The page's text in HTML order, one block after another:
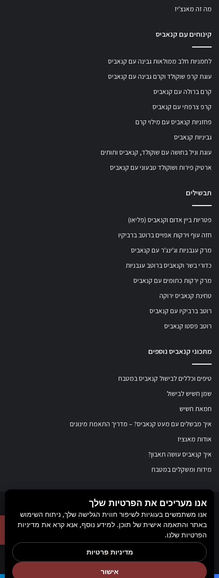
מה זה מאנצ'יז
קינוחים עם קנאביס
לחמניות חלב ממולאות גבינה עם קנאביס
עוגת קרפ שוקולד וקרם גבינה עם קנאביס
קרם ברולה עם קנאביס
קרפ צרפתי עם קנאביס
פחזניות קנאביס עם מילוי קרם
גביניות קנאביס
עוגת וניל בחושה עם שוקולד, קנאביס ותותים
ארטיק פירות ושוקולד טבעוני עם קנאביס
תבשילים
פטריות ביין אדום וקנאביס (פליאו)
חזה עוף וירקות אפויים ברוטב ברביקיו
מרק עגבניות וג'ינג'ר עם קנאביס
כדורי בשר וקנאביס ברוטב עגבניות
מרק ירקות כתומים עם קנאביס
טחינת קנאביס ירוקה
רוטב ברביקיו עם קנאביס
רוטב פסטו קנאביס
מתכוני קנאביס נוספים
טיפים וכללים לבישול קנאביס במטבח
שמן חשיש לבישול
חמאת חשיש
איך מבשלים עם מעט קנאביס? – מדריך התאמת מינונים
אודות מאנציז
איך קנאביס עושה תאבון?
מידות ומשקלים במטבח
© כל הזכויות שמורות ל
, 2017-2026. אין במידע באתר זה תחליף להוועצות עם
רופא או רוקח בטרם רכישת תכשיר והתחלת הטיפול בו. יש לעיין בעלון לצרכן לפני
השימוש בתכשיר. מומלץ להתייעץ עם הרוקח בכל הנוגע למטרות ואופן השימוש,
תופעות לוואי, אינטראקציה עם תכשירים אחרים.
אנו מעריכים את הפרטיות שלך
אנו משתמשים בעוגיות לשיפור חווית הגלישה שלך, ניתוח השימוש
באתר והתאמה אישית של תוכן. למידע נוסף, אנא קרא את מדיניות
הפרטיות שלנו.
אישור
מדיניות פרטיות